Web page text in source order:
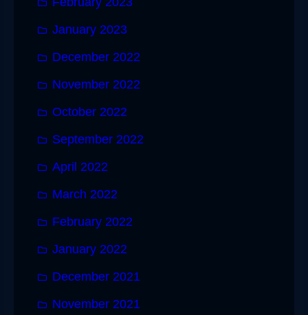
January 2023
December 2022
November 2022
October 2022
September 2022
April 2022
March 2022
February 2022
January 2022
December 2021
November 2021